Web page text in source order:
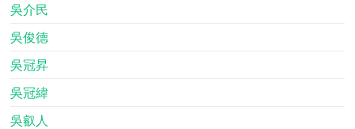
吳介民
吳俊德
吳冠昇
吳冠緯
吳叡人